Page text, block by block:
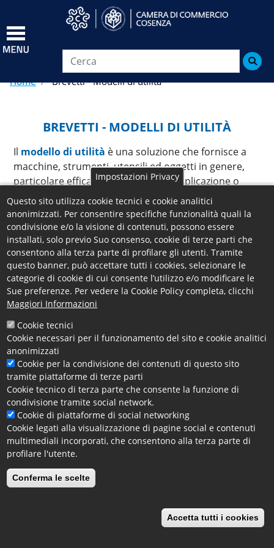
al
principale

Home Brevetti - Modelli di utilità
BREVETTI - MODELLI DI UTILITÀ
Il modello di utilità è una soluzione che fornisce a
macchine, strumenti, utensili ed oggetti in genere,
particolare efficacia o comodità di applicazione o
d’impiego.
Da ciò discende che il modello di utilità deve essere
in grado di apportare vantaggi rispetto a qualcosa
che già esiste e che questi vantaggi siano di natura
tecnica, nuovi e suscettibili di applicazione
industriale.
Per ulteriori informazioni consultare ilsito dell’Ufficio
Italiano Brevetti e Marchi (UIBM) dove è presente
anche la modulistica vigente
Orari di ricezione utenti
orari di ricevimentoper la parte riferita all'Ufficio 7 -
Sportelli Polifunzionali
Per ulteriori informazioni contattare la
Dr.ssa
Patrizia Tarsitano
Tel. 0984 815 325 - email:
patrizia.tarsitano@cs.camcom.it
Aggiornamento Modulistica:15-01-2018
Link Interni
Torna alla pagina principale dei Brevetti e Marchi
Impostazioni Privacy
Questo sito utilizza cookie tecnici e cookie analitici
anonimizzati. Per consentire specifiche funzionalità quali la
condivisione e/o la visione di contenuti, possono essere
installati, solo previo Suo consenso, cookie di terze parti che
consentono alla terza parte di profilare gli utenti. Tramite
questo banner, può accettare tutti i cookies, selezionare le
categorie di cookie di cui consente l’utilizzo e/o modificare le
Sue preferenze. Per vedere la Cookie Policy completa, clicchi
Maggiori Informazioni
Cookie tecnici
Cookie necessari per il funzionamento del sito e cookie analitici
anonimizzati
Cookie per la condivisione dei contenuti di questo sito
tramite piattaforme di terze parti
Cookie tecnico di terza parte che consente la funzione di
condivisione tramite social network.
Cookie di piattaforme di social networking
Cookie legati alla visualizzazione di pagine social e contenuti
multimediali incorporati, che consentono alla terza parte di
profilare l'utente.
Conferma le scelte
Accetta tutti i cookies